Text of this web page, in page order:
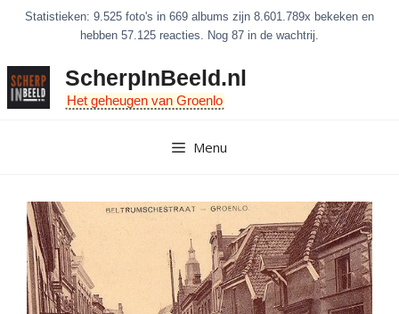
inhoud
Statistieken: 9.525 foto's in 669 albums zijn 8.601.789x bekeken en
hebben 57.125 reacties. Nog 87 in de wachtrij.
ScherpInBeeld.nl
Het geheugen van Groenlo
Menu